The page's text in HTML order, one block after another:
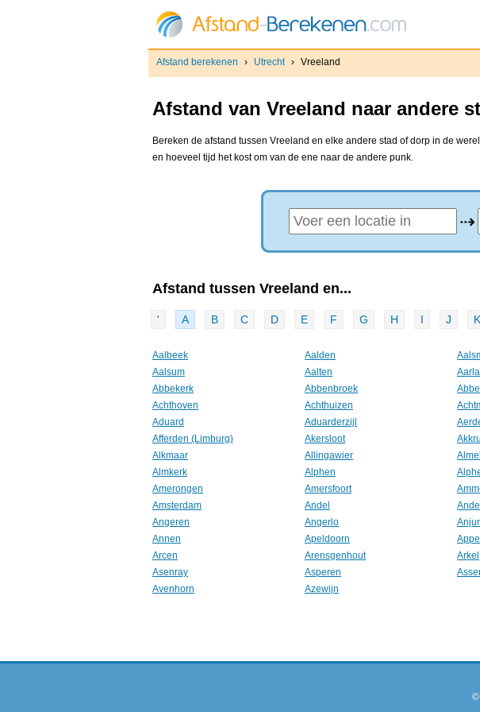
Afstand berekenen › Utrecht › Vreeland
Afstand van Vreeland naar andere
Bereken de afstand tussen Vreeland en elke andere stad of dorp in de
en hoeveel tijd het kost om van de ene naar de andere punk.
⇢
Afstand tussen Vreeland en...
' A B C D E F G H I J K
Aalbeek Aalden
Aalsum
Aalten
Abbekerk
Abbenbroek
Achthoven
Achthuizen
Aduard
Aduarderzijl
Afferden (Limburg)
Akersloot
Alkmaar
Allingawier
Almkerk
Alphen
Amerongen
Amersfoort
Amsterdam
Andel
Angeren
Angerlo
Annen
Apeldoorn
Arcen
Arensgenhout Arkel
Asenray
Asperen
Avenhorn
Azewijn
©